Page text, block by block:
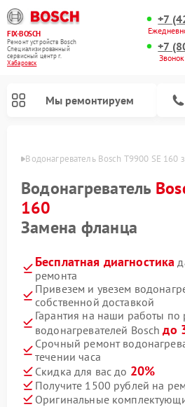
FIX-BOSCH
Ремонт устройств Bosch
Специализированный
cервисный центр г.
Хабаровск
+7
+7
Мы ремонтируем
Водонагреватель Bosch T9900 SE 160
Водонагреватель
160
Замена фланца
Бесплатная диагностика
ремонта
Привезем и увезем
собственной доставкой
Гарантия на наши работы по
водонагревателей Boschдо
Срочный ремонт
течении часа
Скидка для вас до 20%
Получите 1500 рублей на
Оригинальные